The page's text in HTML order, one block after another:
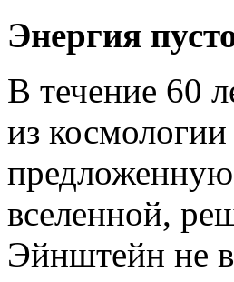
Энергия
В течение 60
из
вселенной,
Эйнштейн не